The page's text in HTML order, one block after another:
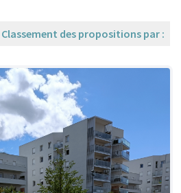
Classement des propositions par :